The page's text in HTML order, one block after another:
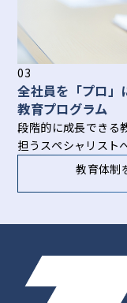
03
全社員を「プロ」
教育プログラム
段階的に成長できる
担うスペシャリスト
教育体制